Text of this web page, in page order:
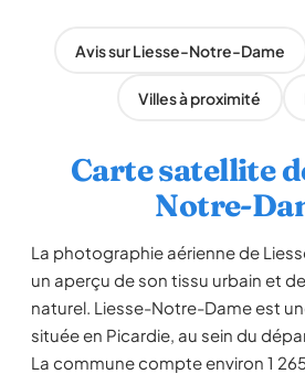
Avis sur Liesse-Notre-Dame
Villes à proximité
Carte satellite
Notre-
La photographie aérienne de
un aperçu de son tissu urbain et
naturel. Liesse-Notre-Dame est
située en Picardie, au sein du
La commune compte environ 1